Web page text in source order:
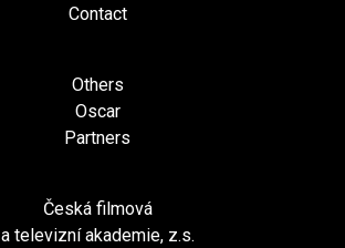
Contact
Others
Oscar
Partners
Česká filmová
a televizní akademie, z.s.